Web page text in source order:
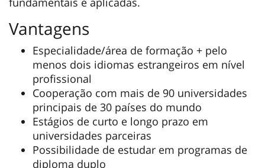
Vantagens
Especialidade/área de formação + pelo
menos dois idiomas estrangeiros em nível
profissional
Cooperação com mais de 90 universidades
principais de 30 países do mundo
Estágios de curto e longo prazo em
universidades parceiras
Possibilidade de estudar em programas de
diploma duplo